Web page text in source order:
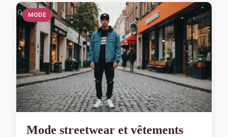
MODE
Mode streetwear et vêtements